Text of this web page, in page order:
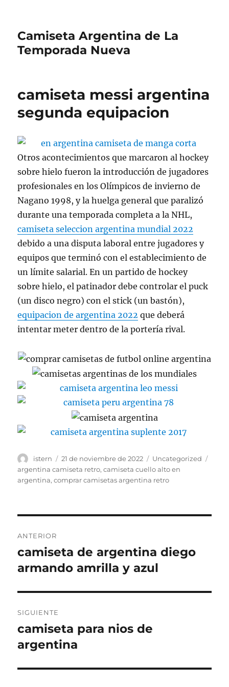
Camiseta Argentina de La
Temporada Nueva
camiseta messi argentina
segunda equipacion
Otros acontecimientos que marcaron al hockey
sobre hielo fueron la introducción de jugadores
profesionales en los Olímpicos de invierno de
Nagano 1998, y la huelga general que paralizó
durante una temporada completa a la NHL,
camiseta seleccion argentina mundial 2022
debido a una disputa laboral entre jugadores y
equipos que terminó con el establecimiento de
un límite salarial. En un partido de hockey
sobre hielo, el patinador debe controlar el puck
(un disco negro) con el stick (un bastón),
equipacion de argentina 2022 que deberá
intentar meter dentro de la portería rival.
Autor
istern
Publicado
el
21 de noviembre de 2022 Categorías
Uncategorized
argentina camiseta retro,camiseta cuello alto en
argentina,comprar camisetas argentina retro
de
entradas
ANTERIOR
Entrada
anterior:
camiseta de argentina diego
armando amrilla y azul
SIGUIENTE
Entrada
siguiente:
camiseta para nios de
argentina